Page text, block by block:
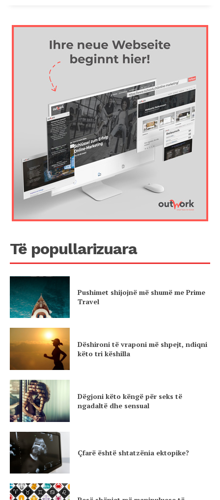
Të popullarizuara
Pushimet shijojnë më shumë me Prime
Travel
Dëshironi të vraponi më shpejt, ndiqni
këto tri këshilla
Dëgjoni këto këngë për seks të
ngadaltë dhe sensual
Çfarë është shtatzënia ektopike?